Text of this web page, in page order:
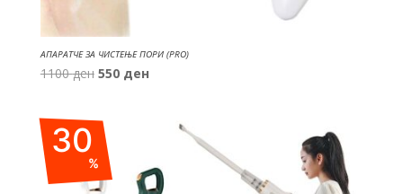
АПАРАТЧЕ ЗА ЧИСТЕЊЕ ПОРИ (PRO)
1100ден Original
1100 ден.
550 денCurrent
550 ден.
30
%